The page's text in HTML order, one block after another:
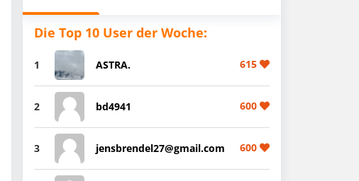
Die Top 10 User der Woche:
1 ASTRA. 615
2 bd4941 600
3 jensbrendel27@gmail.com 600